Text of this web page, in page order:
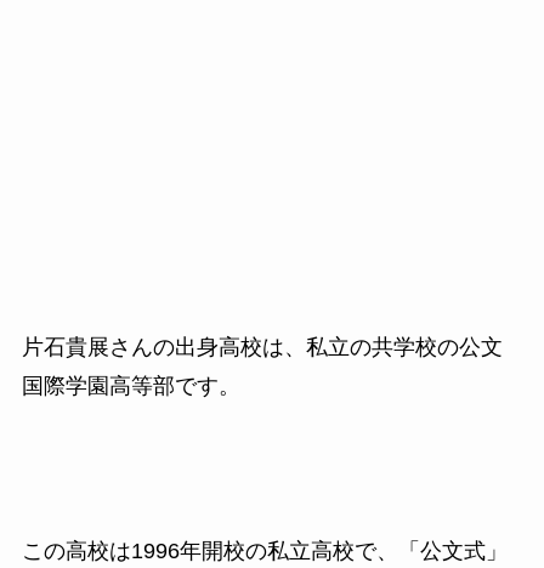
片石貴展さんの出身高校は、私立の共学校の公文
国際学園高等部です。
この高校は1996年開校の私立高校で、「公文式」